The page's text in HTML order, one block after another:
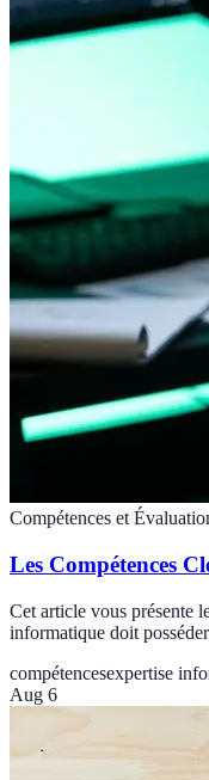
Compétences et
Les Compétences
Cet article vous présente
informatique doit
compétencesexpertise
Aug 6